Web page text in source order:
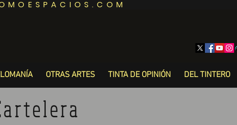
OTRAS ARTES TINTA DE OPINIÓN DEL TINTERO